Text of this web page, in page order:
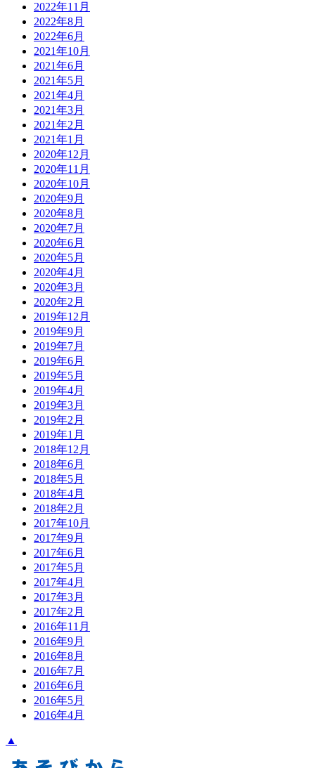
2022年11月
2022年8月
2022年6月
2021年10月
2021年6月
2021年5月
2021年4月
2021年3月
2021年2月
2021年1月
2020年12月
2020年11月
2020年10月
2020年9月
2020年8月
2020年7月
2020年6月
2020年5月
2020年4月
2020年3月
2020年2月
2019年12月
2019年9月
2019年7月
2019年6月
2019年5月
2019年4月
2019年3月
2019年2月
2019年1月
2018年12月
2018年6月
2018年5月
2018年4月
2018年2月
2017年10月
2017年9月
2017年6月
2017年5月
2017年4月
2017年3月
2017年2月
2016年11月
2016年9月
2016年8月
2016年7月
2016年6月
2016年5月
2016年4月
▲